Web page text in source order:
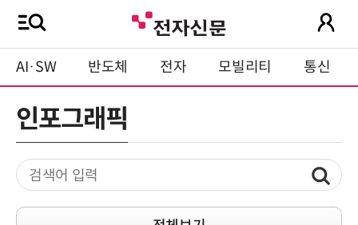
AI·SW 반도체 전자 모빌리티 통신
인포그래픽